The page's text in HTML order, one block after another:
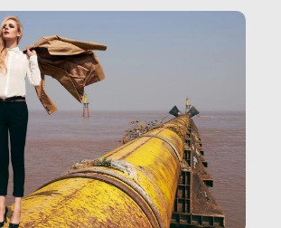
In questo reportage vediamo